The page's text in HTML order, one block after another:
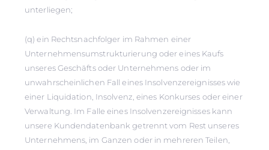
unterliegen;
(q) ein Rechtsnachfolger im Rahmen einer
Unternehmensumstrukturierung oder eines Kaufs
unseres Geschäfts oder Unternehmens oder im
unwahrscheinlichen Fall eines Insolvenzereignisses wie
einer Liquidation, Insolvenz, eines Konkurses oder einer
Verwaltung. Im Falle eines Insolvenzereignisses kann
unsere Kundendatenbank getrennt vom Rest unseres
Unternehmens, im Ganzen oder in mehreren Teilen,